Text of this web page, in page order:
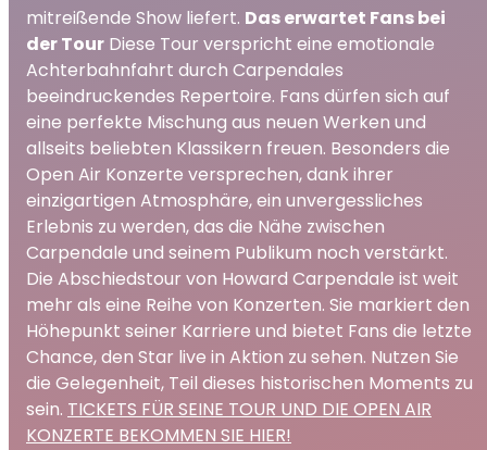
mitreißende Show liefert. Das erwartet Fans bei
der Tour Diese Tour verspricht eine emotionale
Achterbahnfahrt durch Carpendales
beeindruckendes Repertoire. Fans dürfen sich auf
eine perfekte Mischung aus neuen Werken und
allseits beliebten Klassikern freuen. Besonders die
Open Air Konzerte versprechen, dank ihrer
einzigartigen Atmosphäre, ein unvergessliches
Erlebnis zu werden, das die Nähe zwischen
Carpendale und seinem Publikum noch verstärkt.
Die Abschiedstour von Howard Carpendale ist weit
mehr als eine Reihe von Konzerten. Sie markiert den
Höhepunkt seiner Karriere und bietet Fans die letzte
Chance, den Star live in Aktion zu sehen. Nutzen Sie
die Gelegenheit, Teil dieses historischen Moments zu
sein. TICKETS FÜR SEINE TOUR UND DIE OPEN AIR
KONZERTE BEKOMMEN SIE HIER!